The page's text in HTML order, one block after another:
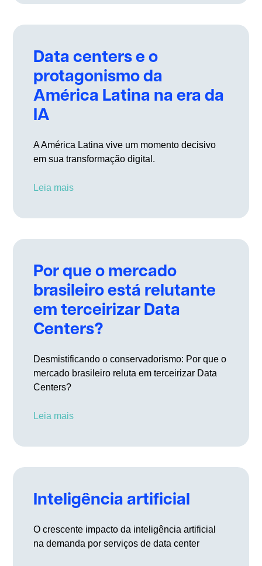
Data centers e o
protagonismo da
América Latina na era da
IA
A América Latina vive um momento decisivo
em sua transformação digital.
Leia mais
Por que o mercado
brasileiro está relutante
em terceirizar Data
Centers?
Desmistificando o conservadorismo: Por que o
mercado brasileiro reluta em terceirizar Data
Centers?
Leia mais
Inteligência artificial
O crescente impacto da inteligência artificial
na demanda por serviços de data center